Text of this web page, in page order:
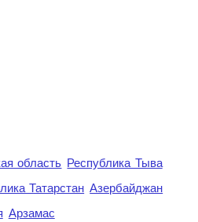
область Республика Тыва
Татарстан Азербайджан
Арзамас